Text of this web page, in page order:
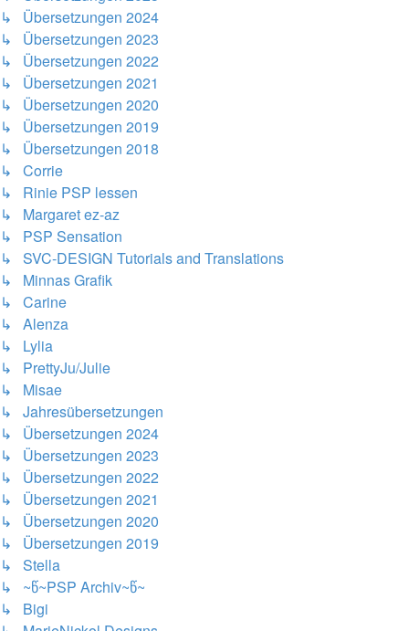
↳ Übersetzungen 2024
↳ Übersetzungen 2023
↳ Übersetzungen 2022
↳ Übersetzungen 2021
↳ Übersetzungen 2020
↳ Übersetzungen 2019
↳ Übersetzungen 2018
↳ Corrie
↳ Rinie PSP lessen
↳ Margaret ez-az
↳ PSP Sensation
↳ SVC-DESIGN Tutorials and Translations
↳ Minnas Grafik
↳ Carine
↳ Alenza
↳ Lylia
↳ PrettyJu/Julie
↳ Misae
↳ Jahresübersetzungen
↳ Übersetzungen 2024
↳ Übersetzungen 2023
↳ Übersetzungen 2022
↳ Übersetzungen 2021
↳ Übersetzungen 2020
↳ Übersetzungen 2019
↳ Stella
↳ ~წ~PSP Archiv~წ~
↳ Bigi